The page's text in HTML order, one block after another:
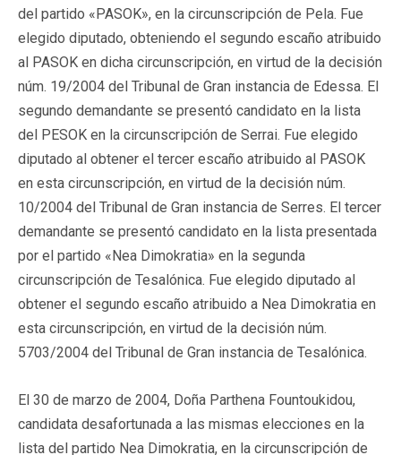
del partido «PASOK», en la circunscripción de Pela. Fue
elegido diputado, obteniendo el segundo escaño atribuido
al PASOK en dicha circunscripción, en virtud de la decisión
núm. 19/2004 del Tribunal de Gran instancia de Edessa. El
segundo demandante se presentó candidato en la lista
del PESOK en la circunscripción de Serrai. Fue elegido
diputado al obtener el tercer escaño atribuido al PASOK
en esta circunscripción, en virtud de la decisión núm.
10/2004 del Tribunal de Gran instancia de Serres. El tercer
demandante se presentó candidato en la lista presentada
por el partido «Nea Dimokratia» en la segunda
circunscripción de Tesalónica. Fue elegido diputado al
obtener el segundo escaño atribuido a Nea Dimokratia en
esta circunscripción, en virtud de la decisión núm.
5703/2004 del Tribunal de Gran instancia de Tesalónica.
El 30 de marzo de 2004, Doña Parthena Fountoukidou,
candidata desafortunada a las mismas elecciones en la
lista del partido Nea Dimokratia, en la circunscripción de